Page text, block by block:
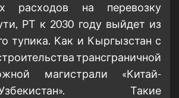
расходов на перевозку
РТ к 2030 году выйдет из
тупика. Как и Кыргызстан с
трансграничной
магистрали «Китай-
Узбекистан». Такие